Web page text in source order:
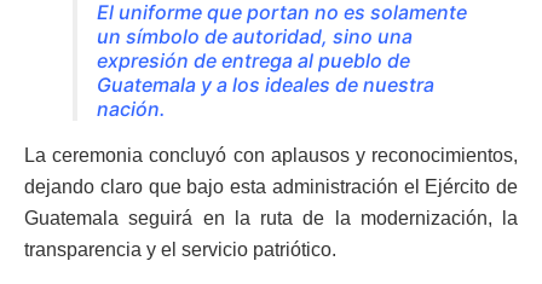
El uniforme que portan no es solamente
un símbolo de autoridad, sino una
expresión de entrega al pueblo de
Guatemala y a los ideales de nuestra
nación.
La ceremonia concluyó con aplausos y reconocimientos,
dejando claro que bajo esta administración el Ejército de
Guatemala seguirá en la ruta de la modernización, la
transparencia y el servicio patriótico.